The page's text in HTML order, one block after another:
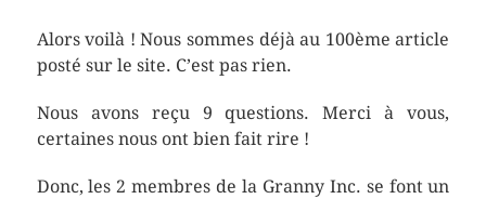
Alors voilà ! Nous sommes déjà au 100ème article
posté sur le site. C’est pas rien.
Nous avons reçu 9 questions. Merci à vous,
certaines nous ont bien fait rire !
Donc, les 2 membres de la Granny Inc. se font un